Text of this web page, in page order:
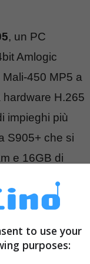
, un PC
Amlogic
450 MP5 a
H.265
impieghi più
S905+ che si
e 16GB di
to use your
purposes: